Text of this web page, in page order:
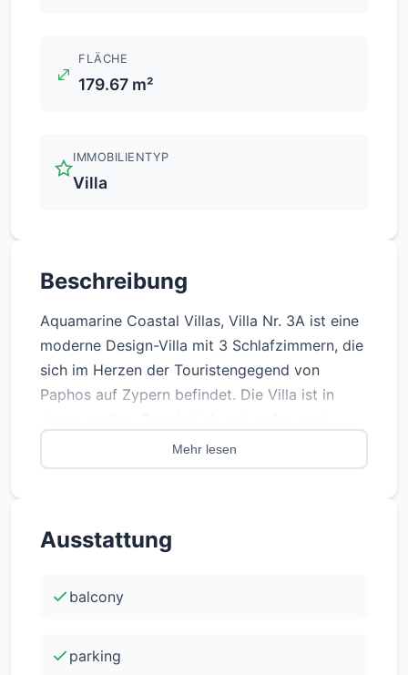
FLÄCHE
179.67 m²
IMMOBILIENTYP
Villa
Beschreibung
Aquamarine Coastal Villas, Villa Nr. 3A ist eine
moderne Design-Villa mit 3 Schlafzimmern, die
sich im Herzen der Touristengegend von
Paphos auf Zypern befindet. Die Villa ist in
genießt einen privaten Swimmingpool mit
geräumigen Außenbereichen. Die Villa befindet
einer Vielzahl von Restaurants, Kneipen, Bars
Annehmlichkeiten.
Grundstücksgröße: 449,90 m2 -Schwimmbad:
Mehr lesen
Ausstattung
balcony
parking